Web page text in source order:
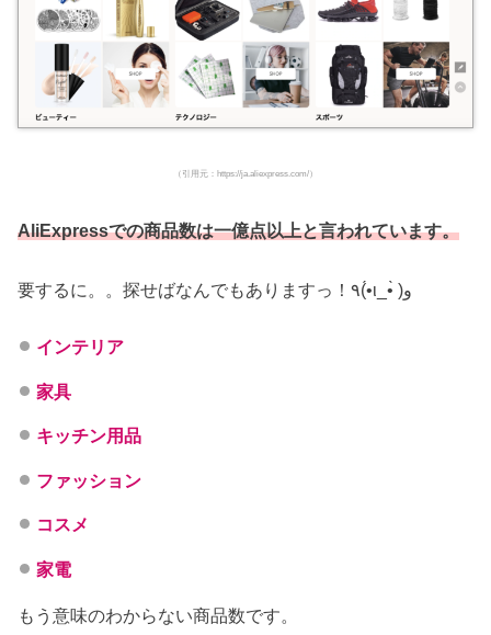
（引用元：https://ja.aliexpress.com/）
AliExpressでの商品数は一億点以上と言われています。
要するに。。探せばなんでもありますっ！٩(•́ι_•̀ )و
インテリア
家具
キッチン用品
ファッション
コスメ
家電
もう意味のわからない商品数です。